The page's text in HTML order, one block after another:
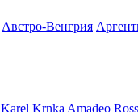
Австро-Венгрия
Karel Krnka Amadeo